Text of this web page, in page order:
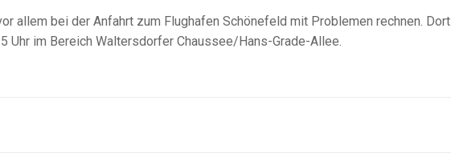
allem bei der Anfahrt zum Flughafen Schönefeld mit Problemen rechnen. Dort
Uhr im Bereich Waltersdorfer Chaussee/Hans-Grade-Allee.